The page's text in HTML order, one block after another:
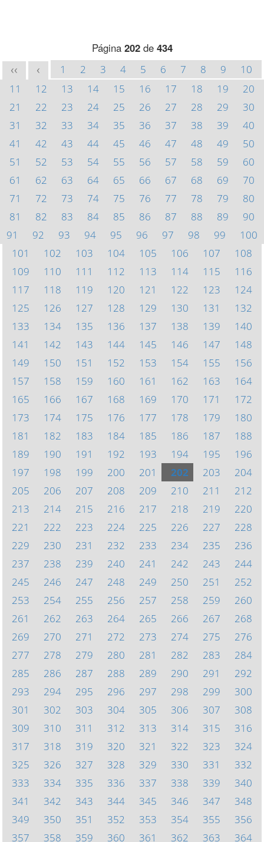
Página 202de 434
<< < 1 2 3 4 5 6 7 8 9
10
11
12 13 14 15 16 17 18 19
20
21
22 23 24 25 26 27 28 29
30
31
32 33 34 35 36 37 38 39
40
41
42 43 44 45 46 47 48 49
50
51
52 53 54 55 56 57 58 59
60
61
62 63 64 65 66 67 68 69
70
71
72 73 74 75 76 77 78 79
80
81
82 83 84 85 86 87 88 89
90
91
92 93 94 95 96 97 98 99
100
101
102 103 104 105 106 107
108
109
110 111 112 113 114 115
116
117
118 119 120 121 122 123
124
125
126 127 128 129 130 131
132
133
134 135 136 137 138 139
140
141
142 143 144 145 146 147
148
149
150 151 152 153 154 155
156
157
158 159 160 161 162 163
164
165
166 167 168 169 170 171
172
173
174 175 176 177 178 179
180
181
182 183 184 185 186 187
188
189
190 191 192 193 194 195
196
197
198 199 200 201 202 203
204
205
206 207 208 209 210 211
212
213
214 215 216 217 218 219
220
221
222 223 224 225 226 227
228
229
230 231 232 233 234 235
236
237
238 239 240 241 242 243
244
245
246 247 248 249 250 251
252
253
254 255 256 257 258 259
260
261
262 263 264 265 266 267
268
269
270 271 272 273 274 275
276
277
278 279 280 281 282 283
284
285
286 287 288 289 290 291
292
293
294 295 296 297 298 299
300
301
302 303 304 305 306 307
308
309
310 311 312 313 314 315
316
317
318 319 320 321 322 323
324
325
326 327 328 329 330 331
332
333
334 335 336 337 338 339
340
341
342 343 344 345 346 347
348
349
350 351 352 353 354 355
356
357
358 359 360 361 362 363 364